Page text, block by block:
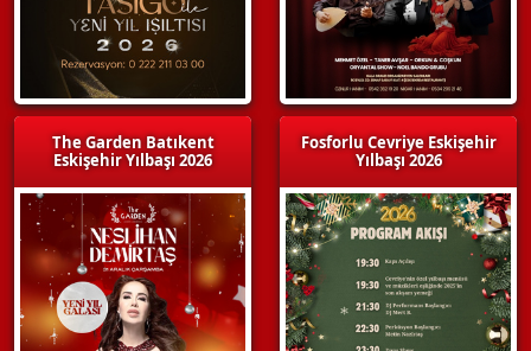
The Garden Batıkent
Eskişehir Yılbaşı 2026
Fosforlu Cevriye Eskişehir
Yılbaşı 2026